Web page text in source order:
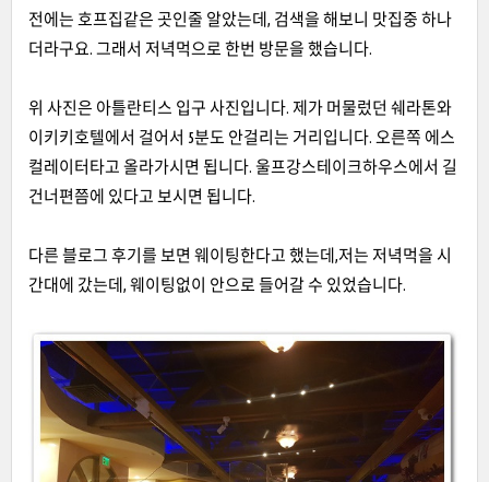
전에는 호프집같은 곳인줄 알았는데 , 검색을 해보니 맛집중 하나
더라구요. 그래서 저녁먹으로 한번 방문을 했습니다.
위 사진은 아틀란티스 입구 사진입니다. 제가 머물렀던 쉐라톤와
이키키호텔에서 걸어서 5분도 안걸리는 거리입니다. 오른쪽 에스
컬레이터타고 올라가시면 됩니다. 울프강스테이크하우스에서 길
건너편쯤에 있다고 보시면 됩니다.
다른 블로그 후기를 보면 웨이팅한다고 했는데 ,저는 저녁먹을 시
간대에 갔는데 , 웨이팅없이 안으로 들어갈 수 있었습니다.